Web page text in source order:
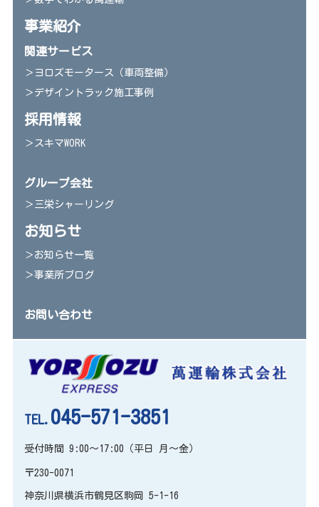
事業紹介
関連サービス
＞ヨロズモータース（車両整備）
＞デザイントラック施工事例
採用情報
＞スキマWORK
グループ会社
＞三栄シャーリング
お知らせ
＞お知らせ一覧
＞事業所ブログ
お問い合わせ
TEL. 045-571-3851
受付時間 9:00～17:00（平日 月～金）
〒230-0071
神奈川県横浜市鶴見区駒岡 5-1-16